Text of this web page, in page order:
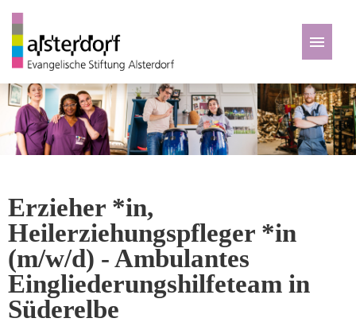
Deutsch
Zu den Jobs
Erzieher *in,
Heilerziehungspfleger *in
(m/w/d) - Ambulantes
Eingliederungshilfeteam in
Süderelbe